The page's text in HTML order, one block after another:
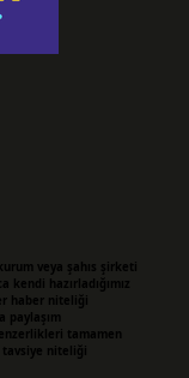
veya şahıs şirketi
kendi hazırladığımız
haber niteliği
paylaşım
tamamen
niteliği